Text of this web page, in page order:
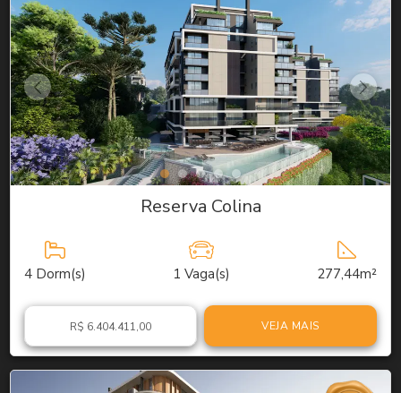
Reserva Colina
4 Dorm(s) 1 Vaga(s) 277,44m²
R$ 6.404.411,00 VEJA MAIS